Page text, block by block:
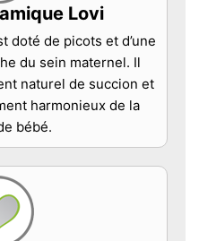
Lovi
doté de picots et d’une
du sein maternel. Il
naturel de succion et
harmonieux de la
bébé.